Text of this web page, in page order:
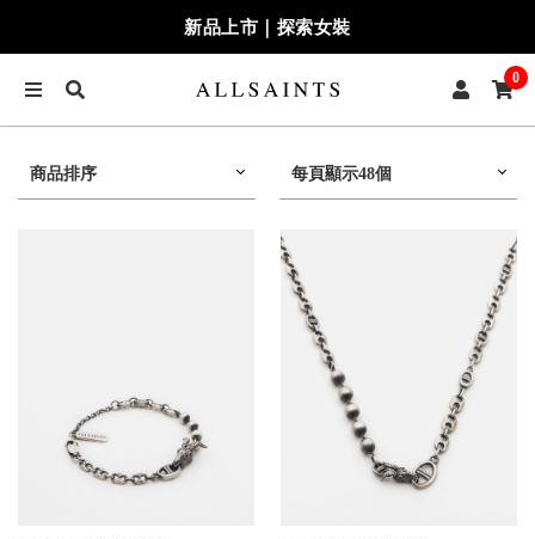
新品上市｜探索女裝
0
商品排序 每頁顯示48個